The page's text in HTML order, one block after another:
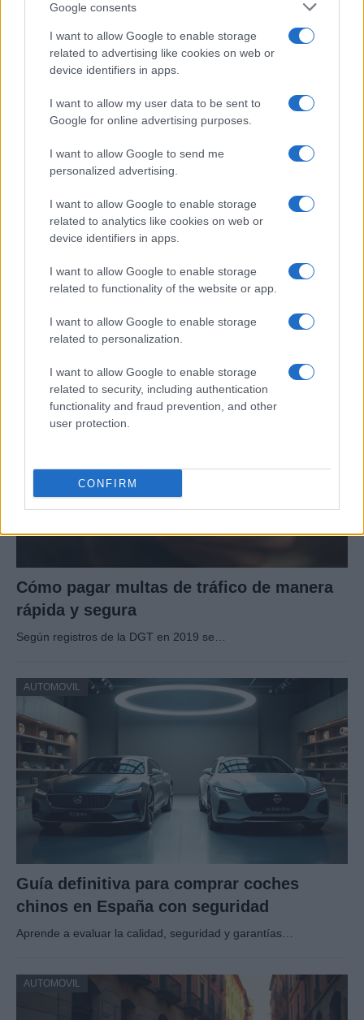
Google consents
I want to allow Google to enable storage
related to advertising like cookies on web or
device identifiers in apps.
I want to allow my user data to be sent to
Google for online advertising purposes.
I want to allow Google to send me
personalized advertising.
I want to allow Google to enable storage
related to analytics like cookies on web or
device identifiers in apps.
I want to allow Google to enable storage
related to functionality of the website or app.
I want to allow Google to enable storage
related to personalization.
I want to allow Google to enable storage
related to security, including authentication
functionality and fraud prevention, and other
user protection.
CONFIRM
Heycar
¿Estás pensando en renovar tu coche? Apostar por…
Cómo obtener el permiso internacional
para conducir y viajar por todo el mundo
La International Drivers Association te ofrece la posibilidad…
AUTOMOVIL
Cómo pagar multas de tráfico de manera
rápida y segura
Según registros de la DGT en 2019 se…
AUTOMOVIL
Guía definitiva para comprar coches
chinos en España con seguridad
Aprende a evaluar la calidad, seguridad y garantías…
AUTOMOVIL